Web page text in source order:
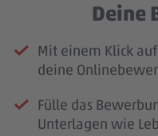
Deine
Mit einem Klick
deine
Fülle das
Unterlagen wie